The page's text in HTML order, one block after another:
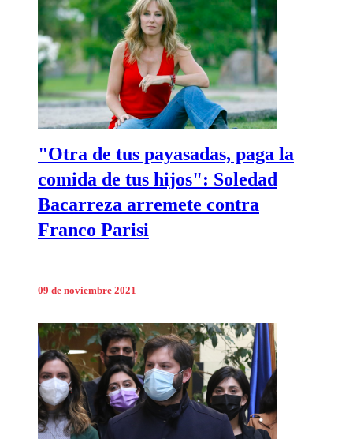
"Otra de tus payasadas, paga la
comida de tus hijos": Soledad
Bacarreza arremete contra
Franco Parisi
09 de noviembre 2021